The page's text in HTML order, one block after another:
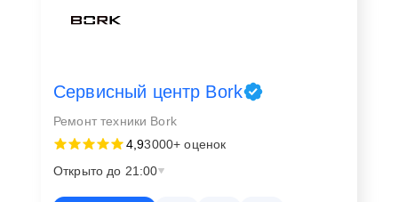
Сервисный центр Bork
Ремонт техники Bork
4,93000+ оценок
Открыто до 21:00